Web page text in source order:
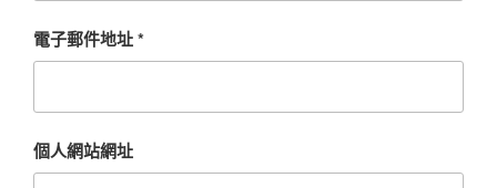
電子郵件地址*
個人網站網址